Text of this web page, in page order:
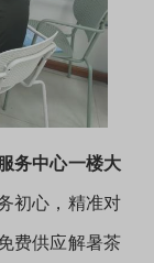
务中心一楼大
初心，精准对
费供应解暑茶